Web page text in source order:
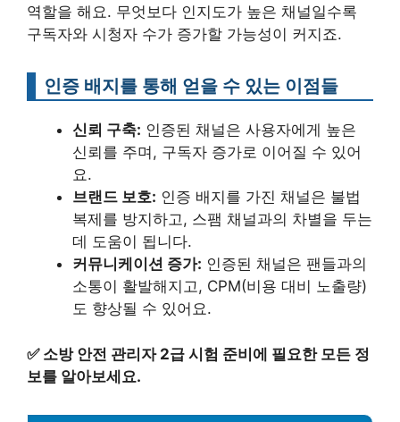
역할을 해요. 무엇보다 인지도가 높은 채널일수록
구독자와 시청자 수가 증가할 가능성이 커지죠.
인증 배지를 통해 얻을 수 있는 이점들
신뢰 구축: 인증된 채널은 사용자에게 높은
신뢰를 주며, 구독자 증가로 이어질 수 있어
요.
브랜드 보호: 인증 배지를 가진 채널은 불법
복제를 방지하고, 스팸 채널과의 차별을 두는
데 도움이 됩니다.
커뮤니케이션 증가: 인증된 채널은 팬들과의
소통이 활발해지고, CPM(비용 대비 노출량)
도 향상될 수 있어요.
✅ 소방 안전 관리자 2급 시험 준비에 필요한 모든 정
보를 알아보세요.